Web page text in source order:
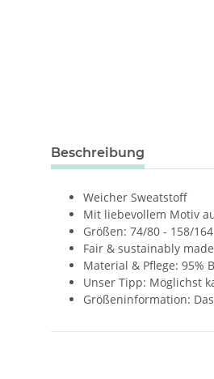
weitere Registerkarten
Beschreibung
Weicher Sweatstoff
Mit liebevollem Motiv
Größen: 74/80 - 158/164
Fair & sustainably
Material & Pflege: 95%
Unser Tipp: Möglichst
Größeninformation: